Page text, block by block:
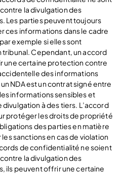
la divulgation des
Les parties peuvent toujours
ces informations dans le cadre
exemple si elles sont
tribunal. Cependant, un accord
certaine protection contre
des informations
NDA est un contrat signé entre
informations sensibles et
à des tiers. L’accord
protéger les droits de propriété
des parties en matière
sanctions en cas de violation
de confidentialité ne soient
la divulgation des
ils peuvent offrir une certaine